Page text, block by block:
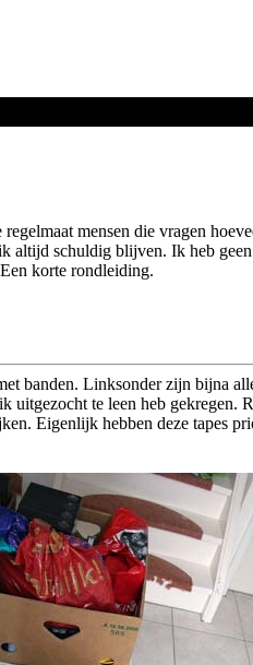
regelmaat mensen die vragen
altijd schuldig blijven. Ik heb
korte rondleiding.
banden. Linksonder zijn bijna
uitgezocht te leen heb gekregen.
Eigenlijk hebben deze tapes